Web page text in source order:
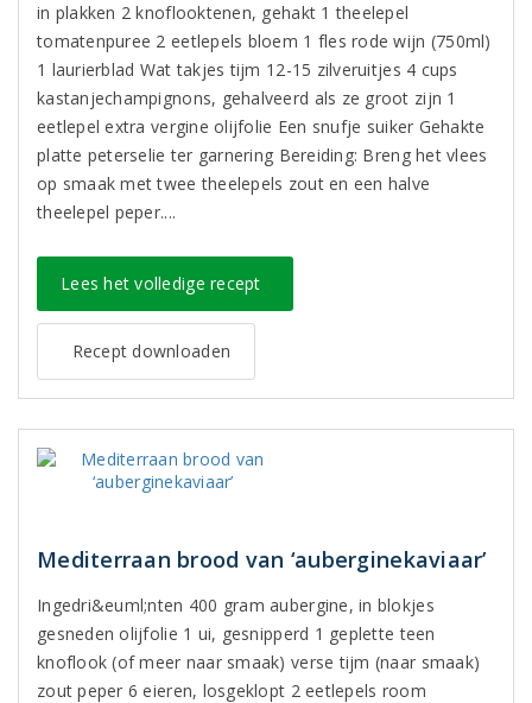
in plakken 2 knoflooktenen, gehakt 1 theelepel
tomatenpuree 2 eetlepels bloem 1 fles rode wijn (750ml)
1 laurierblad Wat takjes tijm 12-15 zilveruitjes 4 cups
kastanjechampignons, gehalveerd als ze groot zijn 1
eetlepel extra vergine olijfolie Een snufje suiker Gehakte
platte peterselie ter garnering Bereiding: Breng het vlees
op smaak met twee theelepels zout en een halve
theelepel peper....
Lees het volledige recept
Recept downloaden
Mediterraan brood van ‘auberginekaviaar’
Ingedri&euml;nten 400 gram aubergine, in blokjes
gesneden olijfolie 1 ui, gesnipperd 1 geplette teen
knoflook (of meer naar smaak) verse tijm (naar smaak)
zout peper 6 eieren, losgeklopt 2 eetlepels room